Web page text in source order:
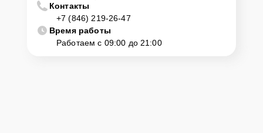
Контакты
+7 (846) 219-26-47
Время работы
Работаем с 09:00 до 21:00